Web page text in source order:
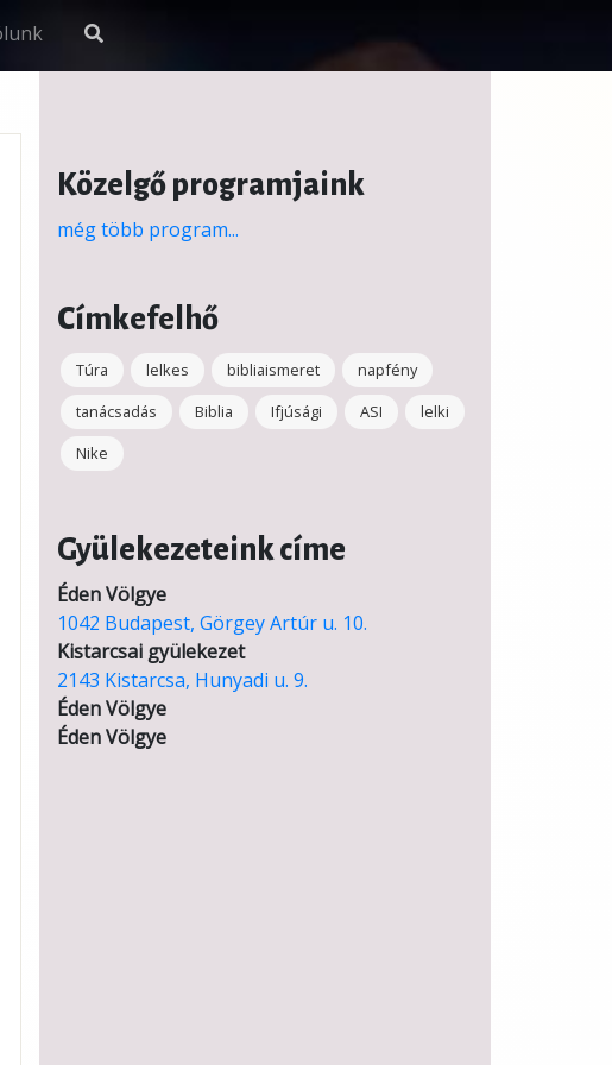
Közelgő programjaink
még több program...
Címkefelhő
Túra lelkes bibliaismeret
napfény
tanácsadás
Biblia Ifjúsági ASI
lelki
Nike
Gyülekezeteink címe
Éden Völgye
1042 Budapest, Görgey Artúr u. 10.
Kistarcsai gyülekezet
2143 Kistarcsa, Hunyadi u. 9.
Éden Völgye
Éden Völgye